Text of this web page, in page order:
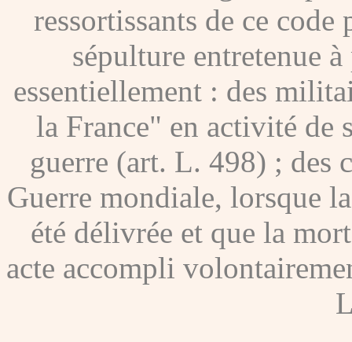
ressortissants de ce code
sépulture entretenue
essentiellement : des
la France" en activité de
guerre (art. L. 498) ; des
Guerre mondiale, lorsque
été délivrée et que la
acte accompli